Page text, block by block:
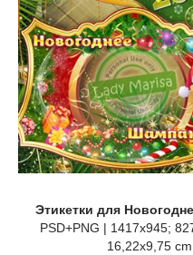
Этикетки для
PSD+PNG | 1417x945;
16,22x9,75